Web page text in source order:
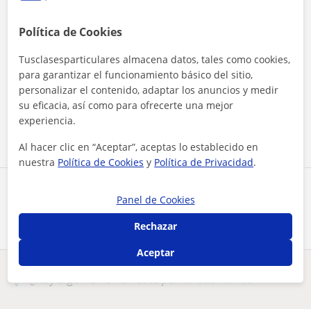
Comparte a este profesor
Al hacer clic, aceptas nuestroaviso legaly deprivacidad
¿Hay algún error en este perfil?Cuéntanos
Política de Cookies
Tusclasesparticulares almacena datos, tales como cookies,
para garantizar el funcionamiento básico del sitio,
personalizar el contenido, adaptar los anuncios y medir
su eficacia, así como para ofrecerte una mejor
experiencia.
Al hacer clic en “Aceptar”, aceptas lo establecido en
nuestra Política de Cookies y Política de Privacidad.
Panel de Cookies
Rechazar
Aceptar